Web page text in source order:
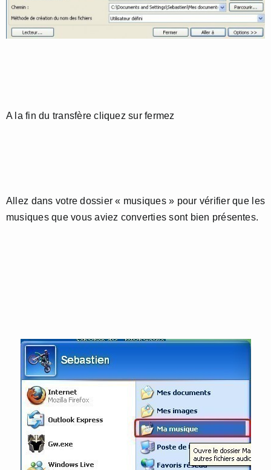
A la fin du transfère cliquez sur fermez
Allez dans votre dossier « musiques » pour vérifier que les
musiques que vous aviez converties sont bien présentes.